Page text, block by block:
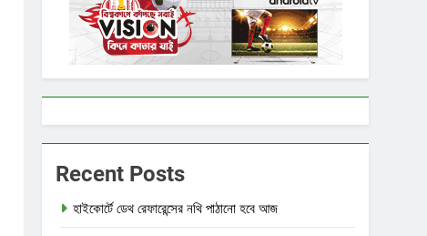
Recent Posts
হাইকোর্টে ডেথ রেফারেন্সের নথি পাঠানো হবে আজ